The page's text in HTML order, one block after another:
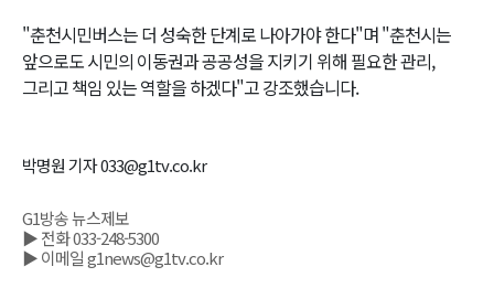
"춘천시민버스는 더 성숙한 단계로 나아가야 한다"며 "춘천시는
앞으로도 시민의 이동권과 공공성을 지키기 위해 필요한 관리,
그리고 책임 있는 역할을 하겠다"고 강조했습니다.
박명원 기자 033@g1tv.co.kr
G1방송 뉴스제보
▶ 전화 033-248-5300
▶ 이메일 g1news@g1tv.co.kr